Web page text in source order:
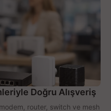
Doğru Alışveriş
router, switch ve mesh